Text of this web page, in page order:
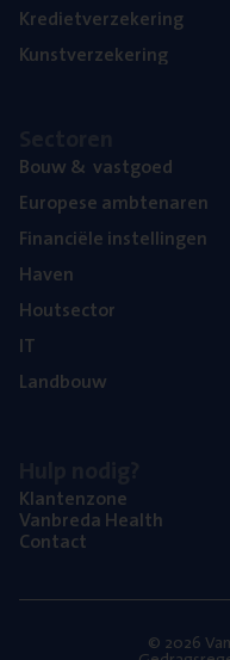
Kre­diet­ver­ze­ke­ring
Kunst­ver­ze­ke­ring
Bouw& vastgoed
Euro­pe­se ambtenaren
Finan­ci­ë­le instellingen
Haven
Hout­sec­tor
IT
Land­bouw
Klan­ten­zo­ne
Van­b­re­da Health
Con­tact
© 2026